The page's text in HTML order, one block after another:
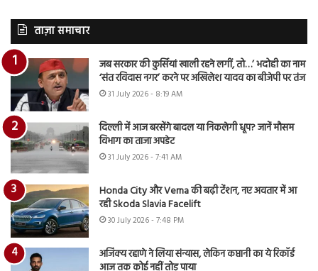
ताज़ा समाचार
जब सरकार की कुर्सियां खाली रहने लगीं, तो…’ भदोही का नाम
‘संत रविदास नगर’ करने पर अखिलेश यादव का बीजेपी पर तंज
31 July 2026 - 8:19 AM
दिल्ली में आज बरसेंगे बादल या निकलेगी धूप? जानें मौसम
विभाग का ताजा अपडेट
31 July 2026 - 7:41 AM
Honda City और Verna की बढ़ी टेंशन, नए अवतार में आ
रही Skoda Slavia Facelift
30 July 2026 - 7:48 PM
अजिंक्य रहाणे ने लिया संन्यास, लेकिन कप्तानी का ये रिकॉर्ड
आज तक कोई नहीं तोड़ पाया